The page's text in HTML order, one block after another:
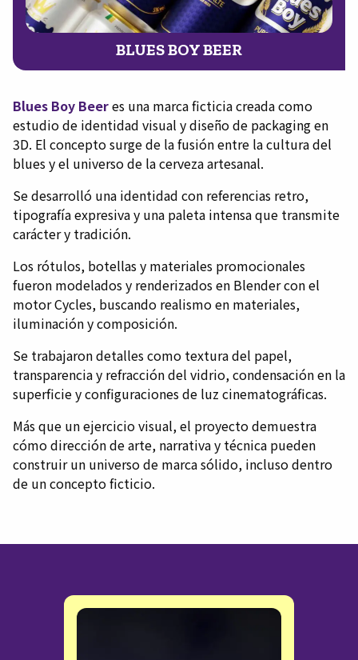
BLUES BOY BEER
Blues Boy Beeres una marca ficticia creada como
estudio de identidad visual y diseño de packaging en
3D. El concepto surge de la fusión entre la cultura del
blues y el universo de la cerveza artesanal.
Se desarrolló una identidad con referencias retro,
tipografía expresiva y una paleta intensa que transmite
carácter y tradición.
Los rótulos, botellas y materiales promocionales
fueron modelados y renderizados en Blender con el
motor Cycles, buscando realismo en materiales,
iluminación y composición.
Se trabajaron detalles como textura del papel,
transparencia y refracción del vidrio, condensación en la
superficie y configuraciones de luz cinematográficas.
Más que un ejercicio visual, el proyecto demuestra
cómo dirección de arte, narrativa y técnica pueden
construir un universo de marca sólido, incluso dentro
de un concepto ficticio.